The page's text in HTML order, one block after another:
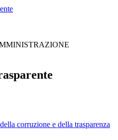
corruzione e della trasparenza